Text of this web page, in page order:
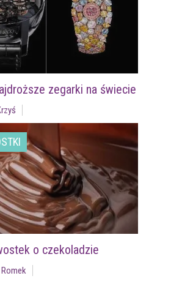
zegarki na świecie
o czekoladzie
Romek